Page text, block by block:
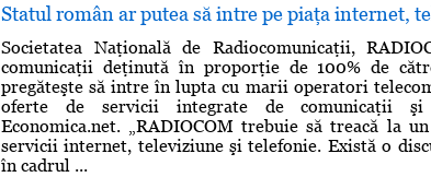
Statul român ar putea să intre pe piaţa internet,
Societatea Naţională de Radiocomunicaţii,
comunicaţii deţinută în proporţie de 100% de
pregăteşte să intre în lupta cu marii operatori
oferte de servicii integrate de comunicaţii şi
Economica.net. „RADIOCOM trebuie să treacă la
servicii internet, televiziune şi telefonie. Există o
în cadrul ...